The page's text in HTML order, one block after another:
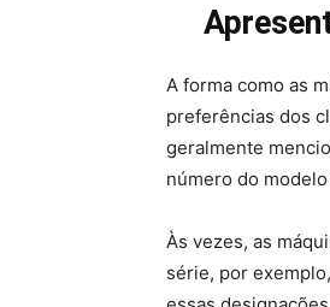
A forma como as
preferências dos
geralmente
número do
Às vezes, as
série, por